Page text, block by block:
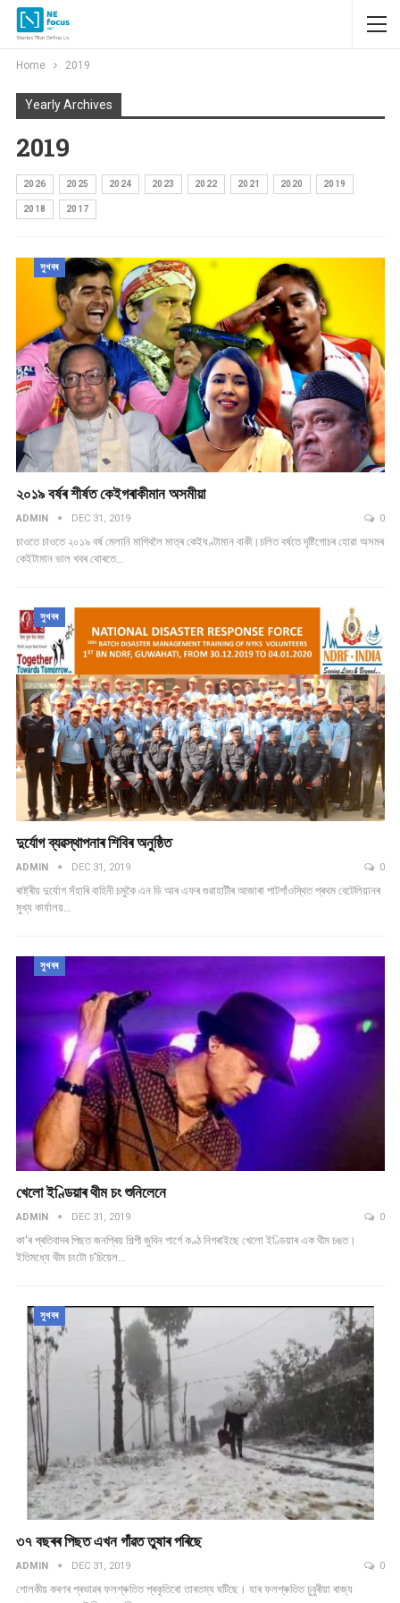
Home 2019
Yearly Archives
2019
2026 2025 2024 2023 2022 2021 2020 2019
2018 2017
সুখবৰ
২০১৯ বৰ্ষৰ শীৰ্ষত কেইগৰাকীমান অসমীয়া
ADMIN DEC 31, 2019 0
চাওতে চাওতে ২০১৯ বৰ্ষ মেলানি মাগিবলৈ মাত্ৰ কেইঘণ্টামান বাকী।চলিত বৰ্ষতে দৃষ্টিগোচৰ হোৱা অসমৰ
কেইটামান ভাল খবৰ থোৰতে…
সুখবৰ
দুৰ্যোগ ব্যৱস্থাপনাৰ শিবিৰ অনুষ্ঠিত
ADMIN DEC 31, 2019 0
ৰাষ্ট্ৰীয় দুৰ্যোগ সঁহাৰি বাহিনী চমুকৈ এন ডি আৰ এফৰ গুৱাহাটীৰ আজাৰা পাটগাঁওস্থিত প্ৰথম বেটেলিয়ানৰ
মুখ্য কাৰ্যালয়…
সুখবৰ
খেলো ইণ্ডিয়াৰ থীম চং শুনিলেনে
ADMIN DEC 31, 2019 0
কা'ৰ প্ৰতিবাদৰ পিছত জনপ্ৰিয় শিল্পী জুবিন গাৰ্গে কণ্ঠ নিগৰাইছে খেলো ইণ্ডিয়াৰ এক থীম চঙত।
ইতিমধ্যে থীম চংটো চ'চিয়েল…
সুখবৰ
৩৭ বছৰৰ পিছত এখন গাঁৱত তুষাৰ পৰিছে
ADMIN DEC 31, 2019 0
গোলকীয় কৰণৰ প্ৰভাৱৰ ফলশ্ৰুতিত প্ৰকৃতিৰো তাৰতম্য ঘটিছে। যাৰ ফলশ্ৰুতিত চুবুৰীয়া ৰাজ্য